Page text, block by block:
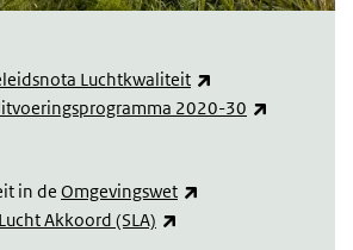
Luchtkwaliteit
2020-30
in de Omgevingswet
Akkoord (SLA)